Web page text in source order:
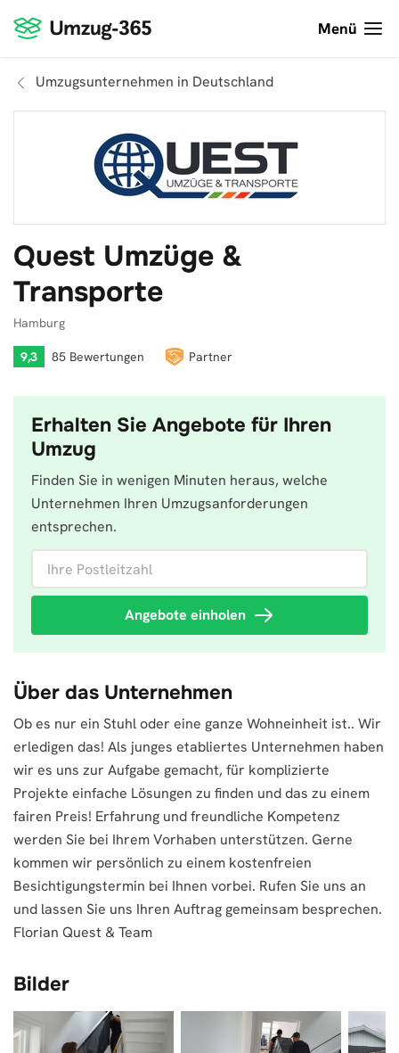
Menü
Umzugsunternehmen in Deutschland
Quest Umzüge &
Transporte
Hamburg
9,3 85 Bewertungen Partner
Erhalten Sie Angebote für Ihren
Umzug
Finden Sie in wenigen Minuten heraus, welche
Unternehmen Ihren Umzugsanforderungen
entsprechen.
Angebote einholen
Über das Unternehmen
Ob es nur ein Stuhl oder eine ganze Wohneinheit ist.. Wir
erledigen das! Als junges etabliertes Unternehmen haben
wir es uns zur Aufgabe gemacht, für komplizierte
Projekte einfache Lösungen zu finden und das zu einem
fairen Preis! Erfahrung und freundliche Kompetenz
werden Sie bei Ihrem Vorhaben unterstützen. Gerne
kommen wir persönlich zu einem kostenfreien
Besichtigungstermin bei Ihnen vorbei. Rufen Sie uns an
und lassen Sie uns Ihren Auftrag gemeinsam besprechen.
Florian Quest & Team
Bilder